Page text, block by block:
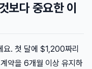
보다 중요한 이
요. 첫 달에 $1,200짜리
약을 6개월 이상 유지하